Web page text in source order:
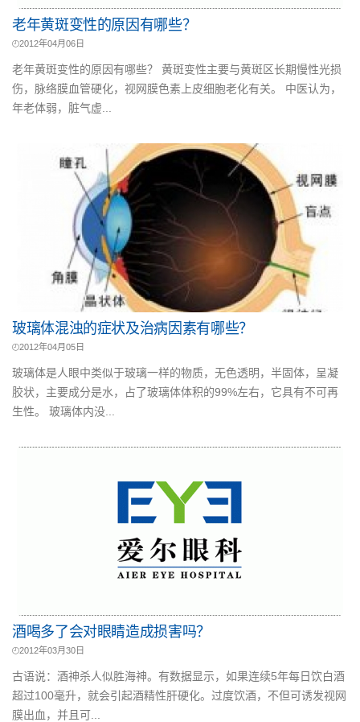
老年黄斑变性的原因有哪些？
2012年04月06日
老年黄斑变性的原因有哪些？ 黄斑变性主要与黄斑区长期慢性光损
伤，脉络膜血管硬化，视网膜色素上皮细胞老化有关。 中医认为，
年老体弱，脏气虚...
玻璃体混浊的症状及治病因素有哪些？
2012年04月05日
玻璃体是人眼中类似于玻璃一样的物质，无色透明，半固体，呈凝
胶状，主要成分是水，占了玻璃体体积的99%左右，它具有不可再
生性。 玻璃体内没...
酒喝多了会对眼睛造成损害吗？
2012年03月30日
古语说：酒神杀人似胜海神。有数据显示，如果连续5年每日饮白酒
超过100毫升，就会引起酒精性肝硬化。过度饮酒，不但可诱发视网
膜出血，并且可...